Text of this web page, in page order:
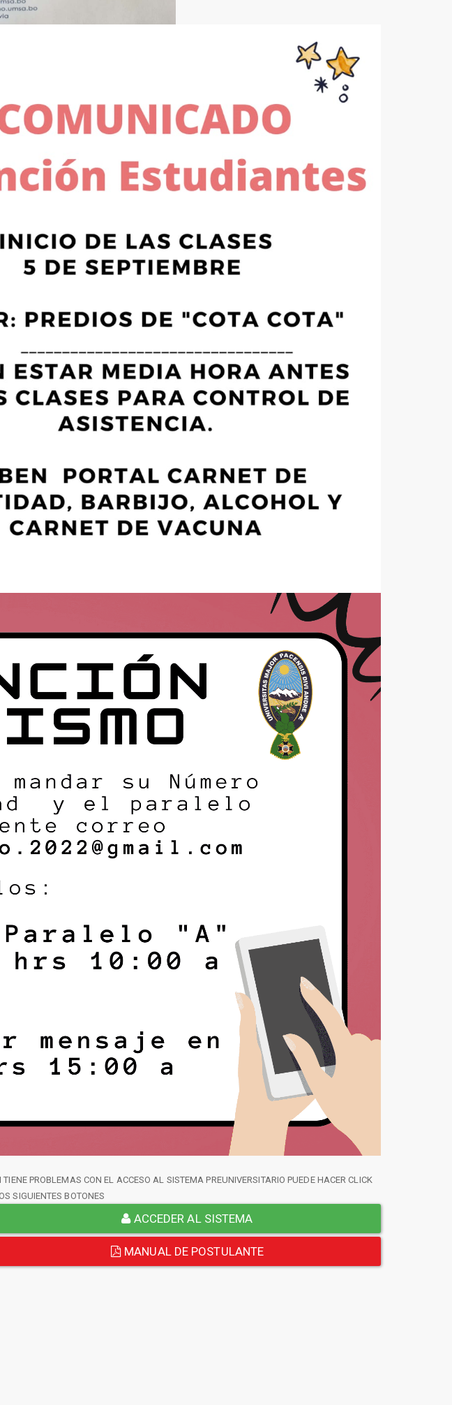
TIENE PROBLEMAS CON EL ACCESO AL SISTEMA PREUNIVERSITARIO PUEDE HACER CLICK
SIGUIENTES BOTONES
ACCEDER AL SISTEMA
MANUAL DE POSTULANTE